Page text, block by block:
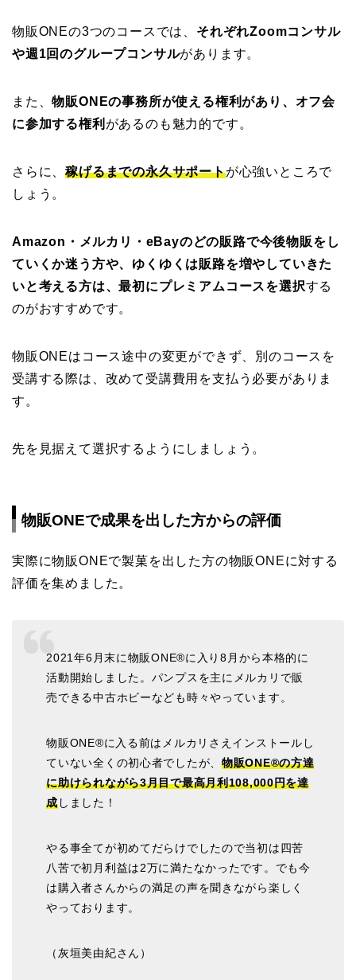
物販ONEの3つのコースでは、 それぞれZoomコンサル
や週1回のグループコンサルがあります。
また、物販ONEの事務所が使える権利があり、オフ会
に参加する権利 があるのも魅力的です。
さらに、稼げるまでの永久サポートが心強いところで
しょう。
Amazon・メルカリ・eBayのどの販路で今後物販をし
ていくか迷う方や、ゆくゆくは販路を増やしていきた
いと考える方は、最初にプレミアムコースを選択する
のがおすすめです。
物販ONEはコース途中の変更ができず、別のコースを
受講する際は、改めて受講費用を支払う必要がありま
す。
先を見据えて選択するようにしましょう。
物販ONEで成果を出した方からの評価
実際に物販ONEで製菓を出した方の物販ONEに対する
評価を集めました。
2021年6月末に物販ONE®に入り8月から本格的に
活動開始しました。パンプスを主にメルカリで販
売できる中古ホビーなども時々やっています。
物販ONE®に入る前はメルカリさえインストールし
ていない全くの初心者でしたが、 物販ONE®の方達
に助けられながら3月目で最高月利108,000円を達
成しました！
やる事全てが初めてだらけでしたので当初は四苦
八苦で初月利益は2万に満たなかったです。でも今
は購入者さんからの満足の声を聞きながら楽しく
やっております。
（灰垣美由紀さん）